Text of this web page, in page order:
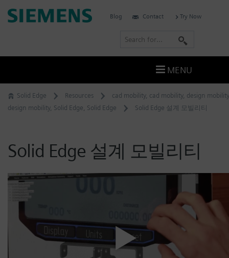
Skip
to
Solid Edge Resources cad mobility, cad mobility, design mobility
design mobility, Solid Edge, Solid Edge Solid Edge 설계 모빌리티
Solid Edge 설계 모빌리티
Siemens
Blog Contact Try Now
r
c
h
MENU